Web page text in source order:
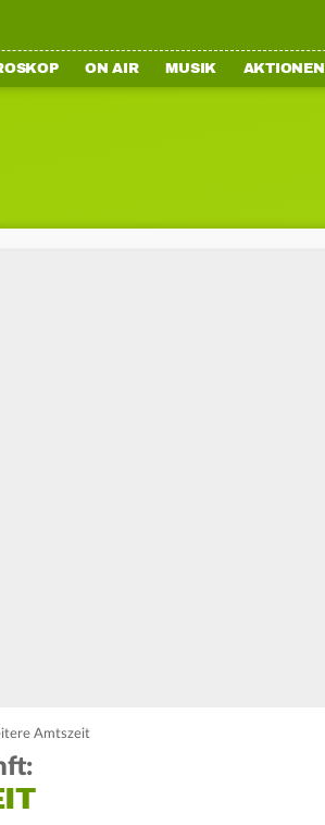
ON AIR MUSIK AKTIONEN
Amtszeit